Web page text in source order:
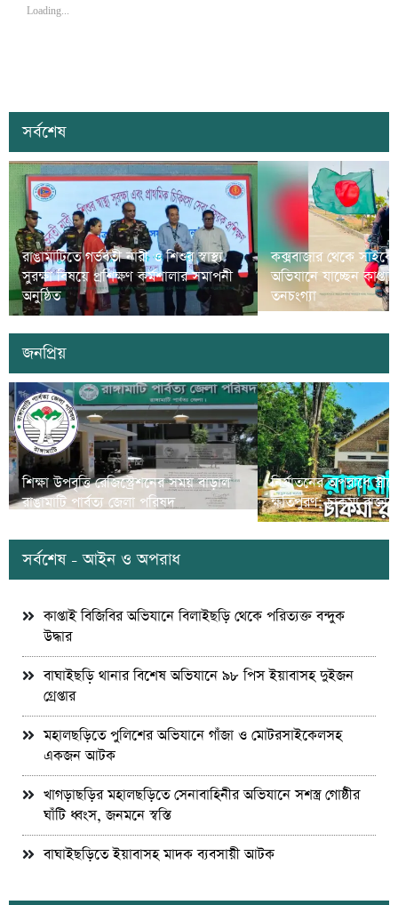
Loading...
সর্বশেষ
রাঙামাটিতে গর্ভবতী নারী ও শিশুর স্বাস্থ্য
সুরক্ষা বিষয়ে প্রশিক্ষণ কর্মশালার সমাপনী
অনুষ্ঠিত
কক্সবাজার থেকে
অভিযানে যাচ্ছেন
তনচংগ্যা
জনপ্রিয়
শিক্ষা উপবৃত্তি রেজিস্ট্রেশনের সময় বাড়াল
রাঙামাটি পার্বত্য জেলা পরিষদ
নির্যাতনের অপরাধে
ক্ষতিপুরণ; চাকমা
সর্বশেষ - আইন ও অপরাধ
কাপ্তাই বিজিবির অভিযানে বিলাইছড়ি থেকে পরিত্যক্ত বন্দুক
উদ্ধার
বাঘাইছড়ি থানার বিশেষ অভিযানে ৯৮ পিস ইয়াবাসহ দুইজন
গ্রেপ্তার
মহালছড়িতে পুলিশের অভিযানে গাঁজা ও মোটরসাইকেলসহ
একজন আটক
খাগড়াছড়ির মহালছড়িতে সেনাবাহিনীর অভিযানে সশস্ত্র গোষ্ঠীর
ঘাঁটি ধ্বংস, জনমনে স্বস্তি
বাঘাইছড়িতে ইয়াবাসহ মাদক ব্যবসায়ী আটক